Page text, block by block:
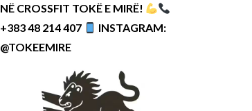
NË CROSSFIT TOKË E MIRË!
+383 48 214 407
INSTAGRAM:
@TOKEEMIRE